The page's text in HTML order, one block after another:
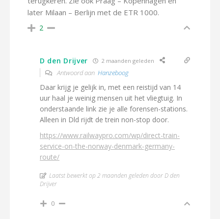
later Milaan – Berlijn met de ETR 1000.
2
D den Drijver 2 maanden geleden
Antwoord aan Hanzeboog
Daar krijg je gelijk in, met een reistijd van 14
uur haal je weinig mensen uit het vliegtuig. In
onderstaande link zie je alle forensen-stations.
Alleen in Dld rijdt de trein non-stop door.
https://www.railwaypro.com/wp/direct-train-
service-on-the-norway-denmark-germany-
route/
Laatst bewerkt op 2 maanden geleden door D den
Drijver
0